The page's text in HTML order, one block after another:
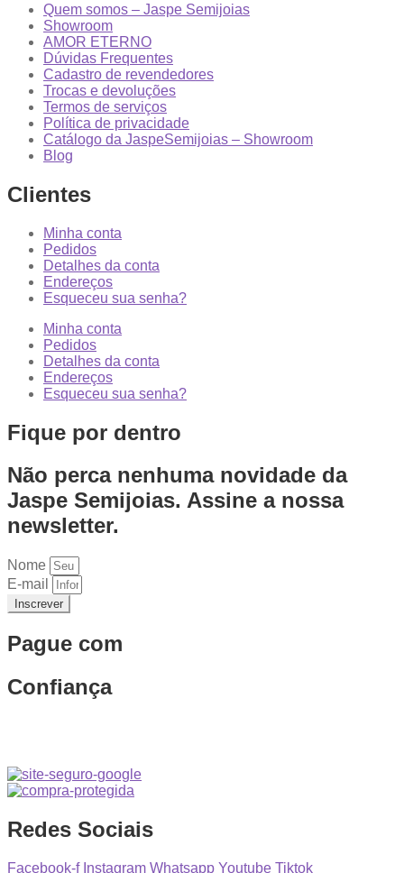
Quem somos – Jaspe Semijoias
Showroom
AMOR ETERNO
Dúvidas Frequentes
Cadastro de revendedores
Trocas e devoluções
Termos de serviços
Política de privacidade
Catálogo da JaspeSemijoias – Showroom
Blog
Clientes
Minha conta
Pedidos
Detalhes da conta
Endereços
Esqueceu sua senha?
Minha conta
Pedidos
Detalhes da conta
Endereços
Esqueceu sua senha?
Fique por dentro
Não perca nenhuma novidade da
Jaspe Semijoias. Assine a nossa
newsletter.
Nome
E-mail
Inscrever
Pague com
Confiança
Redes Sociais
Facebook-f Instagram Whatsapp Youtube Tiktok